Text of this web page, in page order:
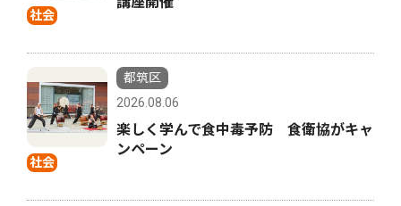
社会
社会
都筑区
2026.08.06
楽しく学んで食中毒予防 食衛協がキャ
ンペーン